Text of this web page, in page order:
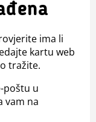
ima li
kartu web
tražite.
poštu u
vam na